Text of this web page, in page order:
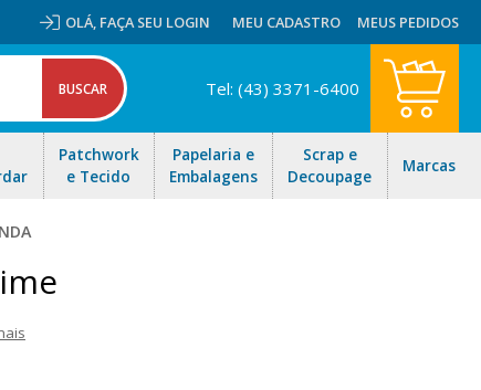
OLÁ, FAÇA SEU LOGIN MEU CADASTRO MEUS PEDIDOS
Patchwork
e Tecido
Papelaria e
Embalagens
Scrap e
Decoupage
Marcas
Tel: (43) 3371-6400